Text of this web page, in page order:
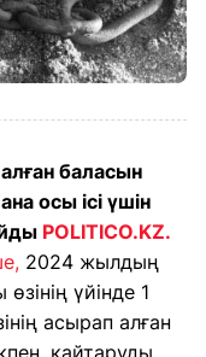
баласын
осы ісі үшін
POLITICO.KZ.
2024 жылдың
үйінде 1
асырап алған
қайтаруды